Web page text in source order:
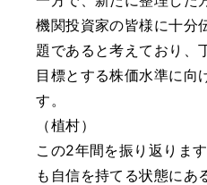
機関投資家の皆様に十分
題であると考えており、
目標とする株価水準に向
す。
（植村）
この2年間を振り返りま
も自信を持てる状態にあ